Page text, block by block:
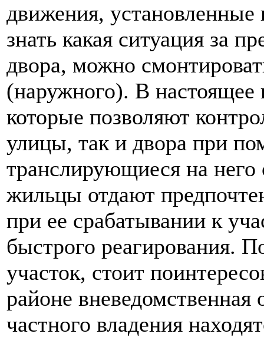
движения,
знать какая ситуация за
двора, можно
(наружного). В настоящее
которые позволяют
улицы, так и двора при
транслирующиеся на
жильцы отдают
при ее срабатывании к
быстрого реагирования.
участок, стоит
районе вневедомственная
частного владения